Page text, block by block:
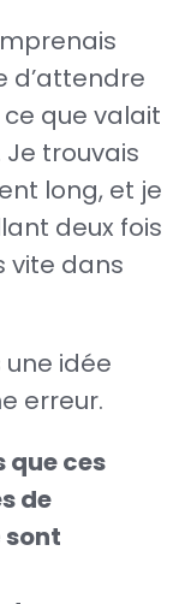
d’attendre
que valait
trouvais
long, et je
deux fois
vite dans
une idée
erreur.
que ces
de